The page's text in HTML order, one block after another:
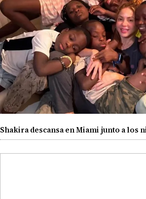
Shakira descansa en Miami junto a los